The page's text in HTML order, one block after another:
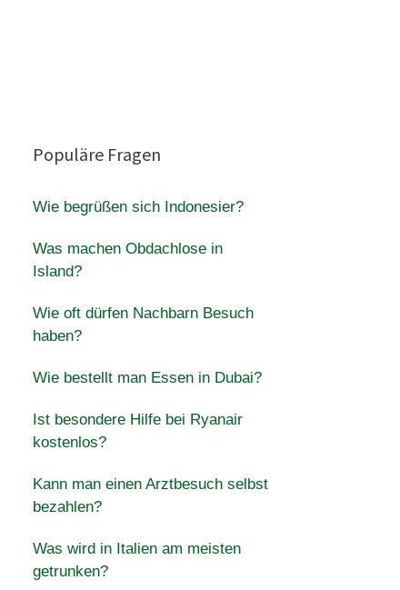
Populäre Fragen
Wie begrüßen sich Indonesier?
Was machen Obdachlose in
Island?
Wie oft dürfen Nachbarn Besuch
haben?
Wie bestellt man Essen in Dubai?
Ist besondere Hilfe bei Ryanair
kostenlos?
Kann man einen Arztbesuch selbst
bezahlen?
Was wird in Italien am meisten
getrunken?